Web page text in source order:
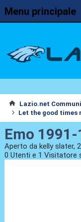
Menu principale
Lazio.net
Let the good times
Emo
Aperto da kelly slater,
0 Utenti e 1 Visitatore